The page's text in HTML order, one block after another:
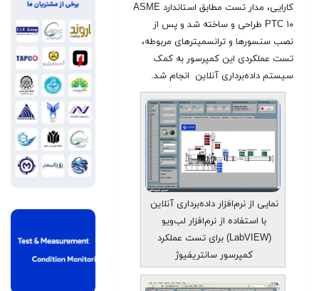
کارایی، مدار تست مطابق استاندارد ASME
PTC ۱۰ طراحی و ساخته شد و پس از
نصب سنسورها و ترانسمیترهای مربوطه،
تست عملکردی این کمپرسور به کمک
سیستم داده‌برداری آنلاین انجام شد.
نمایی از نرم‌افزار داده‌برداری آنلاین
با استفاده از نرم‌افزار لب‌ویو
(LabVIEW) برای تست عملکرد
کمپرسور سانتریفیوژ